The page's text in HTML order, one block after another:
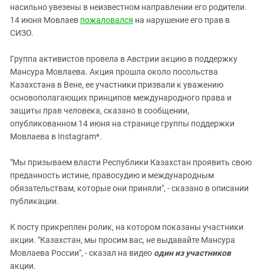
Южный Кавказ
насильно увезены в неизвестном направлении его родители.
14 июня Мовлаев пожаловался на нарушение его прав в
СИЗО.
Группа активистов провела в Австрии акцию в поддержку
Мансура Мовлаева. Акция прошла около посольства
Казахстана в Вене, ее участники призвали к уважению
основополагающих принципов международного права и
защиты прав человека, сказано в сообщении,
опубликованном 14 июня на странице группы поддержки
Мовлаева в Instagram*.
"Мы призываем власти Республики Казахстан проявить свою
преданность истине, правосудию и международным
обязательствам, которые они приняли", - сказано в описании
публикации.
К посту прикреплен ролик, на котором показаны участники
акции. "Казахстан, мы просим вас, не выдавайте Мансура
Мовлаева России", - сказал на видео один из участников
акции.